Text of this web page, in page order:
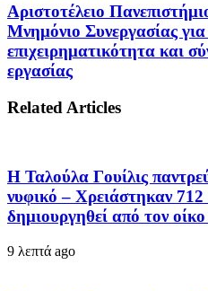
Αριστοτέλειο
Μνημόνιο Συνεργασίας για
επιχειρηματικότητα και
εργασίας
Related Articles
Η Ταλούλα Γουίλις
νυφικό – Χρειάστηκαν 712
δημιουργηθεί από τον
9 λεπτά ago